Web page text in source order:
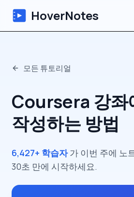
HoverNotes
AI 영상 노트
튜토리얼
소개
모든 튜토리얼
Coursera 강좌
작성하는 방법
6,427+ 학습자 가 이번 주에 노
30초 만에 시작하세요.